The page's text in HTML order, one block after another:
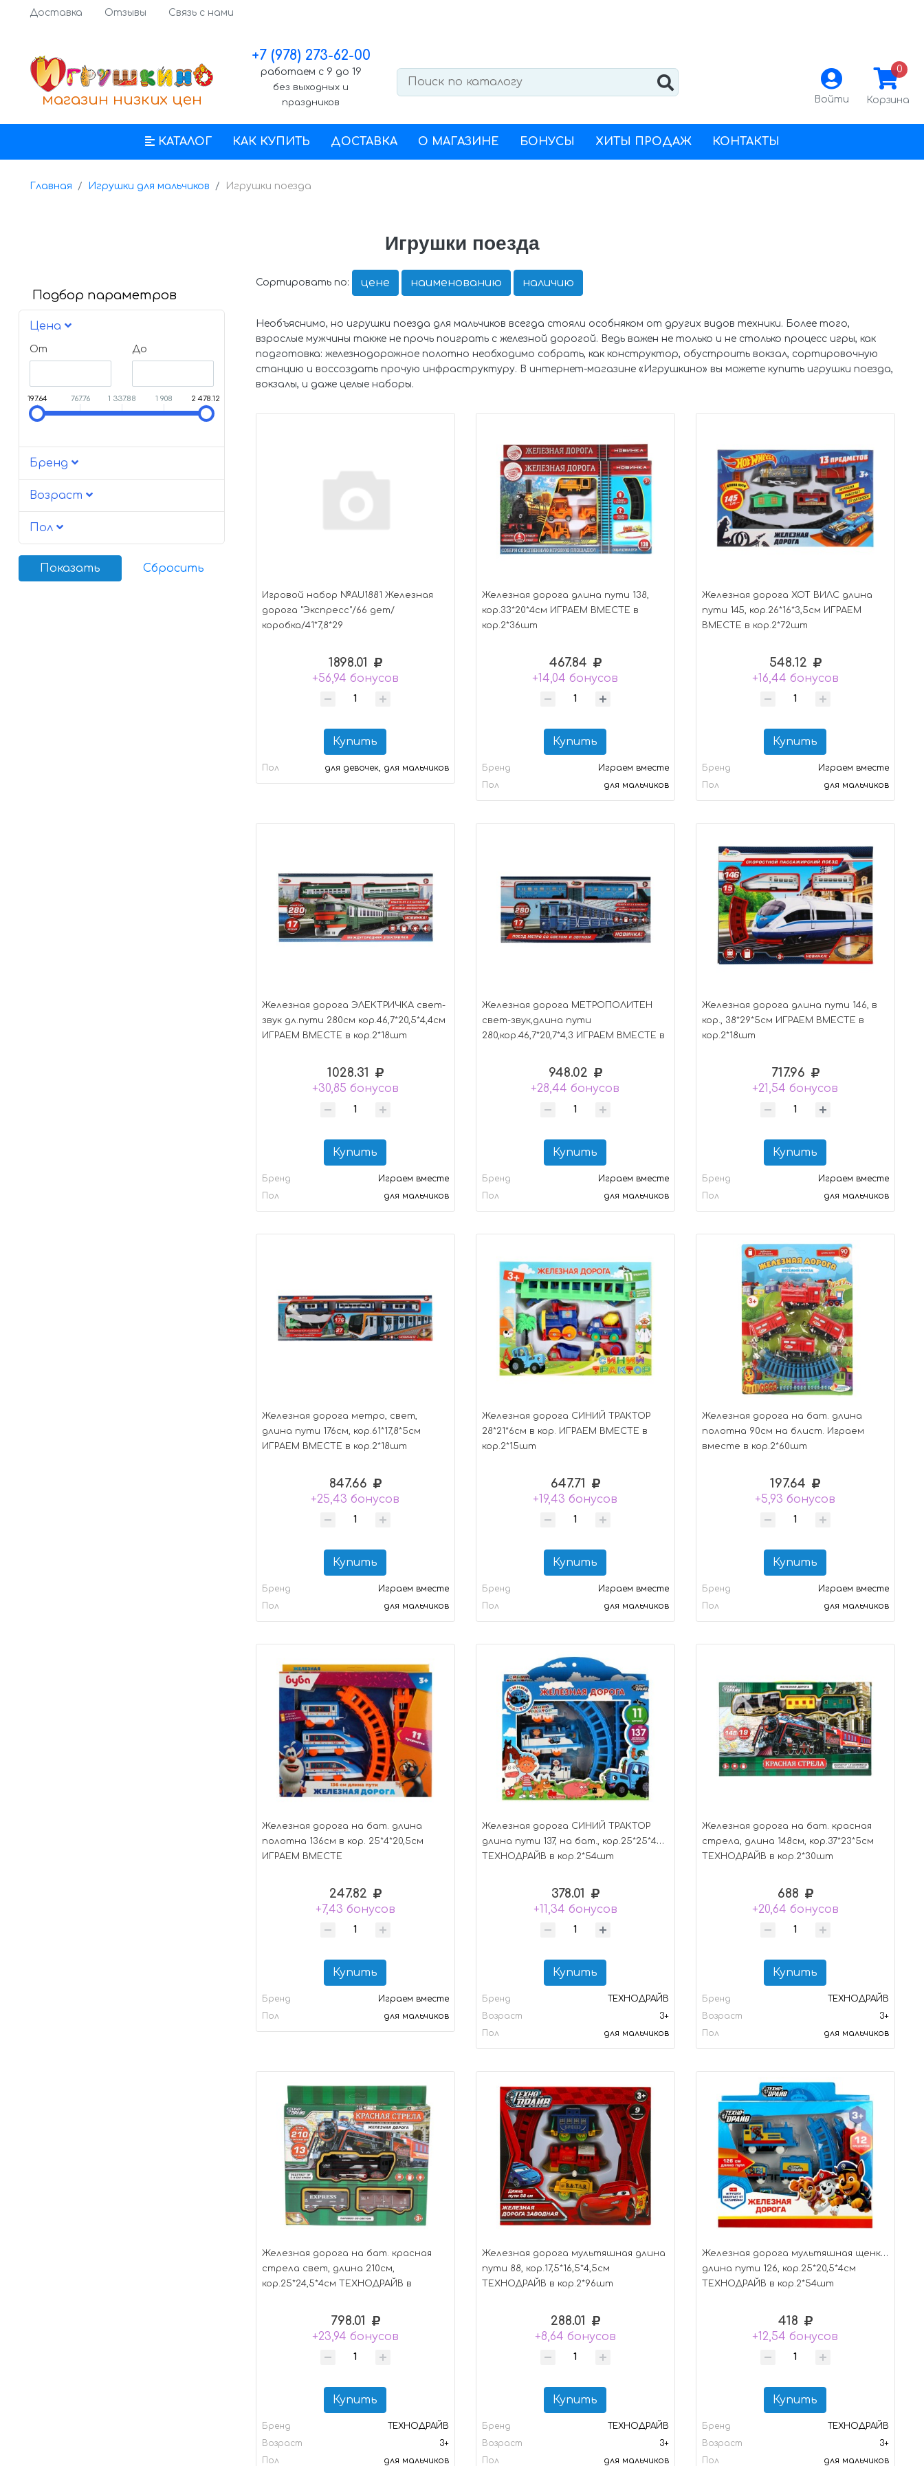
Доставка Отзывы Связь с нами
магазин низких цен
+7 (978) 273-62-00
работаем с 9 до 19
без выходных и
праздников
Войти
0
Корзина
КАТАЛОГ КАК КУПИТЬ ДОСТАВКА О МАГАЗИНЕ БОНУСЫ ХИТЫ ПРОДАЖ КОНТАКТЫ
Главная Игрушки для мальчиков Игрушки поезда
Игрушки поезда
Подбор параметров
Цена
От До
197.64 767.76 1 337.88 1 908 2 478.12
Бренд
Возраст
Пол
Сортировать по: цене наименованию наличию
Необъяснимо, но игрушки поезда для мальчиков всегда стояли особняком от других видов техники. Более того,
взрослые мужчины также не прочь поиграть с железной дорогой. Ведь важен не только и не столько процесс игры, как
подготовка: железнодорожное полотно необходимо собрать, как конструктор, обустроить вокзал, сортировочную
станцию и воссоздать прочую инфраструктуру. В интернет-магазине «Игрушкино» вы можете купить игрушки поезда,
вокзалы, и даже целые наборы.
Игровой набор №AU1881 Железная
дорога "Экспресс"/66 дет/
коробка/41*7,8*29
1898.01
+56,94 бонусов
Купить
Пол для девочек, для мальчиков
Железная дорога длина пути 138,
кор.33*20*4см ИГРАЕМ ВМЕСТЕ в
кор.2*36шт
467.84
+14,04 бонусов
Купить
Бренд
Играем вместе
Пол
для мальчиков
Железная дорога ХОТ ВИЛС длина
пути 145, кор.26*16*3,5см ИГРАЕМ
ВМЕСТЕ в кор.2*72шт
548.12
+16,44 бонусов
Купить
Бренд
Играем вместе
Пол
для мальчиков
Железная дорога ЭЛЕКТРИЧКА свет-
звук дл.пути 280см кор.46,7*20,5*4,4см
ИГРАЕМ ВМЕСТЕ в кор.2*18шт
1028.31
+30,85 бонусов
Купить
Бренд
Играем вместе
Пол
для мальчиков
Железная дорога МЕТРОПОЛИТЕН
свет-звук,длина пути
280,кор.46,7*20,7*4,3 ИГРАЕМ ВМЕСТЕ в
948.02
+28,44 бонусов
Купить
Бренд
Играем вместе
Пол
для мальчиков
Железная дорога длина пути 146, в
кор., 38*29*5см ИГРАЕМ ВМЕСТЕ в
кор.2*18шт
717.96
+21,54 бонусов
Купить
Бренд
Играем вместе
Пол
для мальчиков
Железная дорога метро, свет,
длина пути 176см, кор.61*17,8*5см
ИГРАЕМ ВМЕСТЕ в кор.2*18шт
847.66
+25,43 бонусов
Купить
Бренд
Играем вместе
Пол
для мальчиков
Железная дорога СИНИЙ ТРАКТОР
28*21*6см в кор. ИГРАЕМ ВМЕСТЕ в
кор.2*15шт
647.71
+19,43 бонусов
Купить
Бренд
Играем вместе
Пол
для мальчиков
Железная дорога на бат. длина
полотна 90см на блист. Играем
вместе в кор.2*60шт
197.64
+5,93 бонусов
Купить
Бренд
Играем вместе
Пол
для мальчиков
Железная дорога на бат. длина
полотна 136см в кор. 25*4*20,5см
ИГРАЕМ ВМЕСТЕ
247.82
+7,43 бонусов
Купить
Бренд
Играем вместе
Пол
для мальчиков
Железная дорога СИНИЙ ТРАКТОР
длина пути 137, на бат., кор.25*25*4см
ТЕХНОДРАЙВ в кор.2*54шт
378.01
+11,34 бонусов
Купить
Бренд
ТЕХНОДРАЙВ
Возраст
3+
Пол
для мальчиков
Железная дорога на бат. красная
стрела, длина 148см, кор.37*23*5см
ТЕХНОДРАЙВ в кор.2*30шт
688
+20,64 бонусов
Купить
Бренд
ТЕХНОДРАЙВ
Возраст
3+
Пол
для мальчиков
Железная дорога на бат. красная
стрела свет, длина 210см,
кор.25*24,5*4см ТЕХНОДРАЙВ в
798.01
+23,94 бонусов
Купить
Бренд
ТЕХНОДРАЙВ
Возраст
3+
Пол
для мальчиков
Железная дорога мультяшная длина
пути 88, кор.17,5*16,5*4,5см
ТЕХНОДРАЙВ в кор.2*96шт
288.01
+8,64 бонусов
Купить
Бренд
ТЕХНОДРАЙВ
Возраст
3+
Пол
для мальчиков
Железная дорога мультяшная щенки,
длина пути 126, кор.25*20,5*4см
ТЕХНОДРАЙВ в кор.2*54шт
418
+12,54 бонусов
Купить
Бренд
ТЕХНОДРАЙВ
Возраст
3+
Пол
для мальчиков